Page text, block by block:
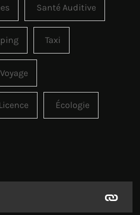
Santé Auditive
Taxi
Voyage
Écologie